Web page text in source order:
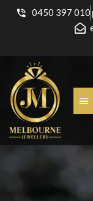
0450 397 010